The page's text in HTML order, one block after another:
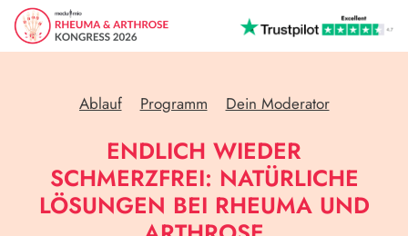
Ablauf Programm Dein Moderator
ENDLICH WIEDER
SCHMERZFREI: NATÜRLICHE
LÖSUNGEN BEI RHEUMA UND